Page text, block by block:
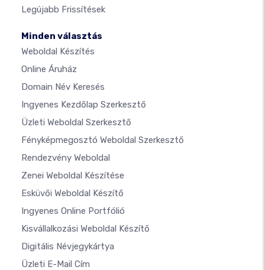
Legújabb Frissítések
Minden választás
Weboldal Készítés
Online Áruház
Domain Név Keresés
Ingyenes Kezdőlap Szerkesztő
Üzleti Weboldal Szerkesztő
Fényképmegosztó Weboldal Szerkesztő
Rendezvény Weboldal
Zenei Weboldal Készítése
Esküvői Weboldal Készítő
Ingyenes Online Portfólió
Kisvállalkozási Weboldal Készítő
Digitális Névjegykártya
Üzleti E-Mail Cím